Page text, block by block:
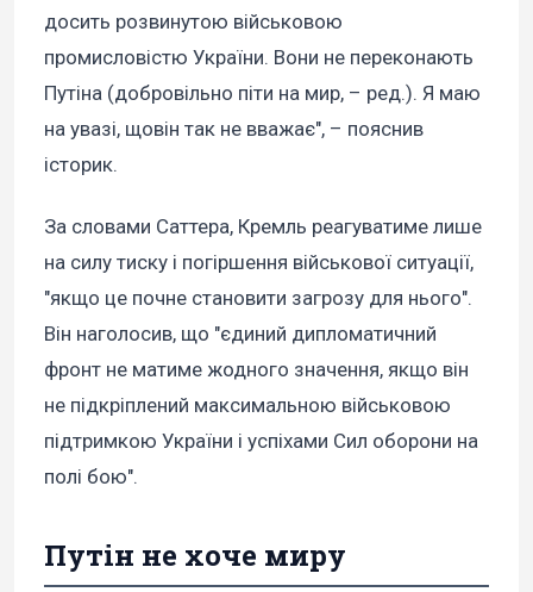
досить розвинутою військовою
промисловістю України. Вони не переконають
Путіна (добровільно піти на мир, – ред.). Я маю
на увазі, щовін так не вважає", – пояснив
історик.
За словами Саттера, Кремль реагуватиме лише
на силу тиску і погіршення військової ситуації,
"якщо це почне становити загрозу для нього".
Він наголосив, що "єдиний дипломатичний
фронт не матиме жодного значення, якщо він
не підкріплений максимальною військовою
підтримкою України і успіхами Сил оборони на
полі бою".
Путін не хоче миру